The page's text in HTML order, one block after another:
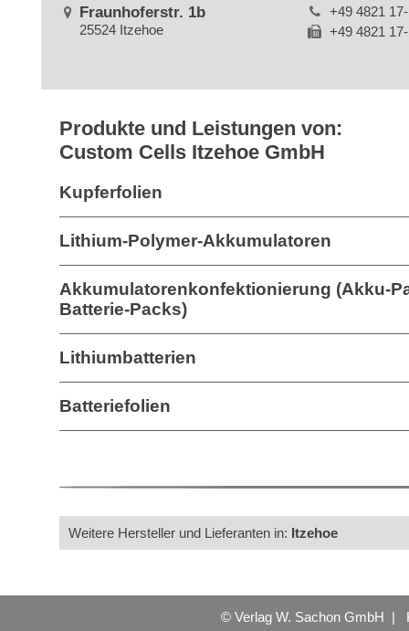
Fraunhoferstr. 1b
25524 Itzehoe
+49 4821
+49 4821
Produkte und Leistungen von:
Custom Cells Itzehoe GmbH
Kupferfolien
Lithium-Polymer-Akkumulatoren
Akkumulatorenkonfektionierung (Akku-
Batterie-Packs)
Lithiumbatterien
Batteriefolien
Weitere Hersteller und Lieferanten in: Itzehoe
© Verlag W. Sachon GmbH |